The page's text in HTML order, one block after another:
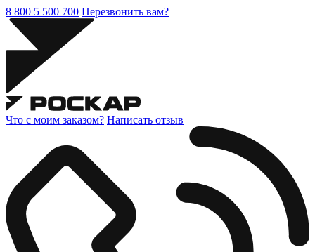
8 800 5 500 700 Перезвонить вам?
Что с моим заказом? Написать отзыв